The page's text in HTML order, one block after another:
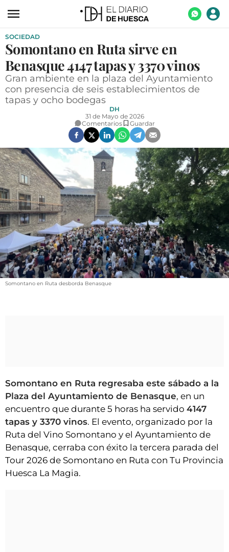
ACTUALIDAD
ECONOMÍA
TECNOLOGÍA
TURISMO
CULTURA
SOCIEDAD
OPINIÓN
GALERÍAS
VÍDEOS
CONTACTAR
FIESTAS EN EL ALTO ARAGÓN
FIESTAS DE SAN LORENZO
ESQUELAS
CLUB DEL AMIGO MILITANTE
INICIAR SESIÓN
SOCIEDAD
Somontano en Ruta sirve en
Benasque 4147 tapas y 3370 vinos
Gran ambiente en la plaza del Ayuntamiento
con presencia de seis establecimientos de
tapas y ocho bodegas
DH
31 de Mayo de 2026
Comentarios
Guardar
Somontano en Ruta desborda Benasque
Somontano en Ruta regresaba este sábado a la
Plaza del Ayuntamiento de Benasque, en un
encuentro que durante 5 horas ha servido 4147
tapas y 3370 vinos. El evento, organizado por la
Ruta del Vino Somontano y el Ayuntamiento de
Benasque, cerraba con éxito la tercera parada del
Tour 2026 de Somontano en Ruta con Tu Provincia
Huesca La Magia.